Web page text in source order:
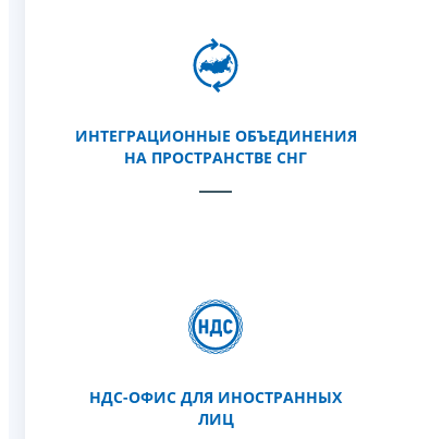
ИНТЕГРАЦИОННЫЕ ОБЪЕДИНЕНИЯ
НА ПРОСТРАНСТВЕ СНГ
НДС-ОФИС ДЛЯ ИНОСТРАННЫХ
ЛИЦ